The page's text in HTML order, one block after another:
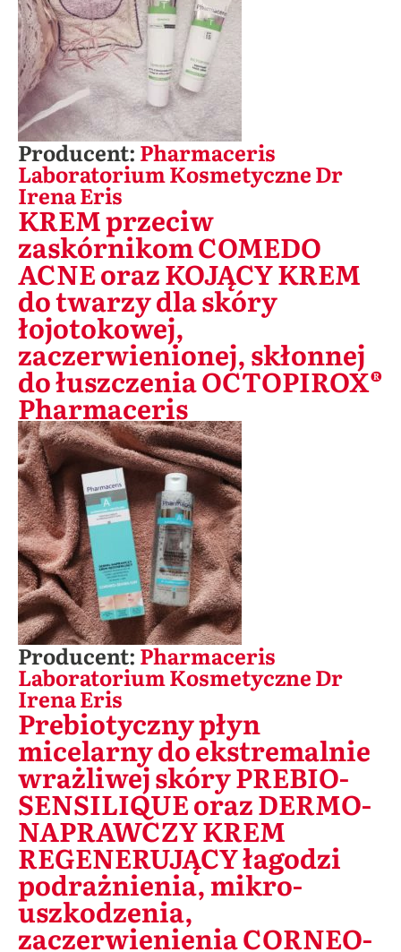
Producent:Pharmaceris
Laboratorium Kosmetyczne Dr
Irena Eris
KREM przeciw
zaskórnikom COMEDO
ACNE oraz KOJĄCY KREM
do twarzy dla skóry
łojotokowej,
zaczerwienionej, skłonnej
do łuszczenia OCTOPIROX®
Pharmaceris
Producent:Pharmaceris
Laboratorium Kosmetyczne Dr
Irena Eris
Prebiotyczny płyn
micelarny do ekstremalnie
wrażliwej skóry PREBIO-
SENSILIQUE oraz DERMO-
NAPRAWCZY KREM
REGENERUJĄCY łagodzi
podrażnienia, mikro-
uszkodzenia,
zaczerwienienia CORNEO-